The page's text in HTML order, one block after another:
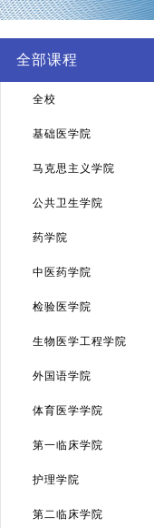
全部课程
全校
基础医学院
马克思主义学院
公共卫生学院
药学院
中医药学院
检验医学院
生物医学工程学院
外国语学院
体育医学学院
第一临床学院
护理学院
第二临床学院